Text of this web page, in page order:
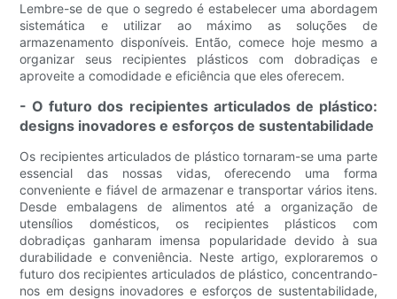
Lembre-se de que o segredo é estabelecer uma abordagem
sistemática e utilizar ao máximo as soluções de
armazenamento disponíveis. Então, comece hoje mesmo a
organizar seus recipientes plásticos com dobradiças e
aproveite a comodidade e eficiência que eles oferecem.
- O futuro dos recipientes articulados de plástico:
designs inovadores e esforços de sustentabilidade
Os recipientes articulados de plástico tornaram-se uma parte
essencial das nossas vidas, oferecendo uma forma
conveniente e fiável de armazenar e transportar vários itens.
Desde embalagens de alimentos até a organização de
utensílios domésticos, os recipientes plásticos com
dobradiças ganharam imensa popularidade devido à sua
durabilidade e conveniência. Neste artigo, exploraremos o
futuro dos recipientes articulados de plástico, concentrando-
nos em designs inovadores e esforços de sustentabilidade,